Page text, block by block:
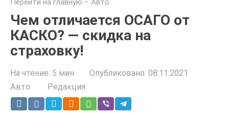
Перейти на главную – Авто
Чем отличается ОСАГО от
КАСКО? — скидка на
страховку!
На чтение: 5 мин Опубликовано: 08.11.2021
Авто
Редакция